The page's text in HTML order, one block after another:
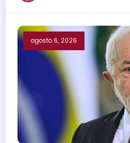
agosto 6, 2026